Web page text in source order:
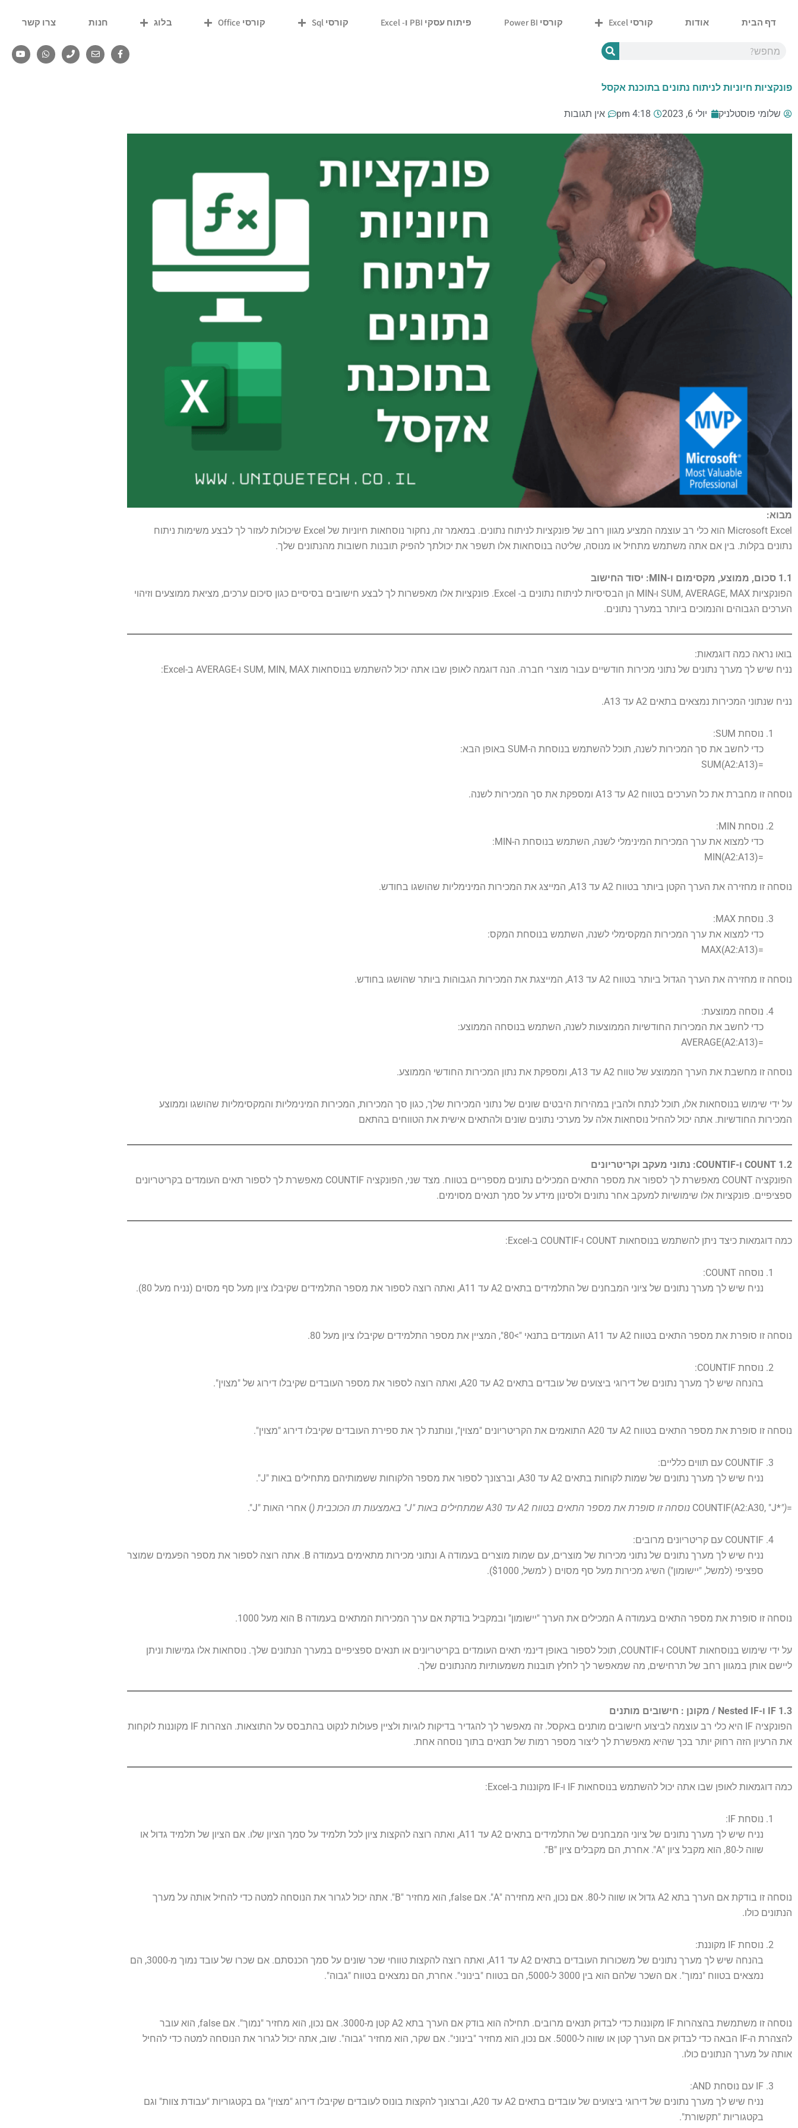
דף הבית אודות קורסי Excel קורסי Power BI פיתוח עסקי PBI ו- Excel קורסי Sql קורסי Office בלוג חנות צרו קשר
o
-
f
o
W
a
פונקציות חיוניות לניתוח נתונים בתוכנת אקסל
שלומי פוסטלניק יולי 6, 2023 4:18 pm אין תגובות
מבוא:
Microsoft Excel הוא כלי רב עוצמה המציע מגוון רחב של פונקציות לניתוח נתונים. במאמר זה, נחקור נוסחאות חיוניות של Excel שיכולות לעזור לך לבצע משימות ניתוח
נתונים בקלות. בין אם אתה משתמש מתחיל או מנוסה, שליטה בנוסחאות אלו תשפר את יכולתך להפיק תובנות חשובות מהנתונים שלך.
1.1 סכום, ממוצע, מקסימום ו-MIN: יסוד החישוב
הפונקציות SUM, AVERAGE, MAX ו-MIN הן הבסיסיות לניתוח נתונים ב- Excel. פונקציות אלו מאפשרות לך לבצע חישובים בסיסיים כגון סיכום ערכים, מציאת ממוצעים וזיהוי
הערכים הגבוהים והנמוכים ביותר במערך נתונים.
בואו נראה כמה דוגמאות:
נניח שיש לך מערך נתונים של נתוני מכירות חודשיים עבור מוצרי חברה. הנה דוגמה לאופן שבו אתה יכול להשתמש בנוסחאות SUM, MIN, MAX ו-AVERAGE ב-Excel:
נניח שנתוני המכירות נמצאים בתאים A2 עד A13.
נוסחת SUM:
כדי לחשב את סך המכירות לשנה, תוכל להשתמש בנוסחת ה-SUM באופן הבא:
=SUM(A2:A13)
נוסחה זו מחברת את כל הערכים בטווח A2 עד A13 ומספקת את סך המכירות לשנה.
נוסחת MIN:
כדי למצוא את ערך המכירות המינימלי לשנה, השתמש בנוסחת ה-MIN:
=MIN(A2:A13)
נוסחה זו מחזירה את הערך הקטן ביותר בטווח A2 עד A13, המייצג את המכירות המינימליות שהושגו בחודש.
נוסחת MAX:
כדי למצוא את ערך המכירות המקסימלי לשנה, השתמש בנוסחת המקס:
=MAX(A2:A13)
נוסחה זו מחזירה את הערך הגדול ביותר בטווח A2 עד A13, המייצגת את המכירות הגבוהות ביותר שהושגו בחודש.
נוסחה ממוצעת:
כדי לחשב את המכירות החודשיות הממוצעות לשנה, השתמש בנוסחה הממוצע:
=AVERAGE(A2:A13)
נוסחה זו מחשבת את הערך הממוצע של טווח A2 עד A13, ומספקת את נתון המכירות החודשי הממוצע.
על ידי שימוש בנוסחאות אלו, תוכל לנתח ולהבין במהירות היבטים שונים של נתוני המכירות שלך, כגון סך המכירות, המכירות המינימליות והמקסימליות שהושגו וממוצע
המכירות החודשיות. אתה יכול להחיל נוסחאות אלה על מערכי נתונים שונים ולהתאים אישית את הטווחים בהתאם
1.2 COUNT ו-COUNTIF: נתוני מעקב וקריטריונים
הפונקציה COUNT מאפשרת לך לספור את מספר התאים המכילים נתונים מספריים בטווח. מצד שני, הפונקציה COUNTIF מאפשרת לך לספור תאים העומדים בקריטריונים
ספציפיים. פונקציות אלו שימושיות למעקב אחר נתונים ולסינון מידע על סמך תנאים מסוימים.
כמה דוגמאות כיצד ניתן להשתמש בנוסחאות COUNT ו-COUNTIF ב-Excel:
נוסחה COUNT:
נניח שיש לך מערך נתונים של ציוני המבחנים של התלמידים בתאים A2 עד A11, ואתה רוצה לספור את מספר התלמידים שקיבלו ציון מעל סף מסוים (נניח מעל 80).
נוסחה זו סופרת את מספר התאים בטווח A2 עד A11 העומדים בתנאי ">80", המציין את מספר התלמידים שקיבלו ציון מעל 80.
נוסחת COUNTIF:
בהנחה שיש לך מערך נתונים של דירוגי ביצועים של עובדים בתאים A2 עד A20, ואתה רוצה לספור את מספר העובדים שקיבלו דירוג של "מצוין".
נוסחה זו סופרת את מספר התאים בטווח A2 עד A20 התואמים את הקריטריונים "מצוין", ונותנת לך את ספירת העובדים שקיבלו דירוג "מצוין".
COUNTIF עם תווים כלליים:
נניח שיש לך מערך נתונים של שמות לקוחות בתאים A2 עד A30, וברצונך לספור את מספר הלקוחות ששמותיהם מתחילים באות "J".
=COUNTIF(A2:A30, "J*") נוסחה זו סופרת את מספר התאים בטווח A2 עד A30 שמתחילים באות "J" באמצעות תו הכוכבית ( ) אחרי האות "J".
COUNTIF עם קריטריונים מרובים:
נניח שיש לך מערך נתונים של נתוני מכירות של מוצרים, עם שמות מוצרים בעמודה A ונתוני מכירות מתאימים בעמודה B. אתה רוצה לספור את מספר הפעמים שמוצר
ספציפי (למשל, "יישומון") השיג מכירות מעל סף מסוים ( למשל, $1000).
נוסחה זו סופרת את מספר התאים בעמודה A המכילים את הערך "יישומון" ובמקביל בודקת אם ערך המכירות המתאים בעמודה B הוא מעל 1000.
על ידי שימוש בנוסחאות COUNT ו-COUNTIF, תוכל לספור באופן דינמי תאים העומדים בקריטריונים או תנאים ספציפיים במערך הנתונים שלך. נוסחאות אלו גמישות וניתן
ליישם אותן במגוון רחב של תרחישים, מה שמאפשר לך לחלץ תובנות משמעותיות מהנתונים שלך.
1.3 IF ו-Nested IF / מקונן : חישובים מותנים
הפונקציה IF היא כלי רב עוצמה לביצוע חישובים מותנים באקסל. זה מאפשר לך להגדיר בדיקות לוגיות ולציין פעולות לנקוט בהתבסס על התוצאות. הצהרות IF מקוננות לוקחות
את הרעיון הזה רחוק יותר בכך שהיא מאפשרת לך ליצור מספר רמות של תנאים בתוך נוסחה אחת.
כמה דוגמאות לאופן שבו אתה יכול להשתמש בנוסחאות IF ו-IF מקוננות ב-Excel:
נוסחת IF:
נניח שיש לך מערך נתונים של ציוני המבחנים של התלמידים בתאים A2 עד A11, ואתה רוצה להקצות ציון לכל תלמיד על סמך הציון שלו. אם הציון של תלמיד גדול או
שווה ל-80, הוא מקבל ציון "A". אחרת, הם מקבלים ציון "B".
נוסחה זו בודקת אם הערך בתא A2 גדול או שווה ל-80. אם נכון, היא מחזירה "A". אם false, הוא מחזיר "B". אתה יכול לגרור את הנוסחה למטה כדי להחיל אותה על מערך
הנתונים כולו.
נוסחת IF מקוננת:
בהנחה שיש לך מערך נתונים של משכורות העובדים בתאים A2 עד A11, ואתה רוצה להקצות טווחי שכר שונים על סמך הכנסתם. אם שכרו של עובד נמוך מ-3000, הם
נמצאים בטווח "נמוך". אם השכר שלהם הוא בין 3000 ל-5000, הם בטווח "בינוני". אחרת, הם נמצאים בטווח "גבוה".
נוסחה זו משתמשת בהצהרות IF מקוננות כדי לבדוק תנאים מרובים. תחילה הוא בודק אם הערך בתא A2 קטן מ-3000. אם נכון, הוא מחזיר "נמוך". אם false, הוא עובר
להצהרת ה-IF הבאה כדי לבדוק אם הערך קטן או שווה ל-5000. אם נכון, הוא מחזיר "בינוני". אם שקר, הוא מחזיר "גבוה". שוב, אתה יכול לגרור את הנוסחה למטה כדי להחיל
אותה על מערך הנתונים כולו.
IF עם נוסחת AND:
נניח שיש לך מערך נתונים של דירוגי ביצועים של עובדים בתאים A2 עד A20, וברצונך להקצות בונוס לעובדים שקיבלו דירוג "מצוין" גם בקטגוריות "עבודת צוות" וגם
בקטגוריות "תקשורת".